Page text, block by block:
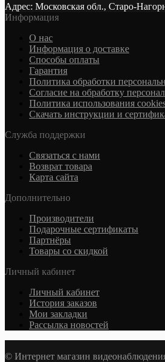
Адрес: Московская обл., Старо-
Информация
О нас
Информация о доставке
Cпособы оплаты
Гарантия
Политика обработки
Согласие на обработку
Политика использования
Скачать инструкции и
Служба поддержки
Связаться с нами
Возврат товара
Карта сайта
Дополнительно
Производители
Подарочные сертификаты
Партнёры
Товары со скидкой
Личный кабинет
Личный кабинет
История заказов
Мои закладки
Рассылка новостей
© Интернет магазин